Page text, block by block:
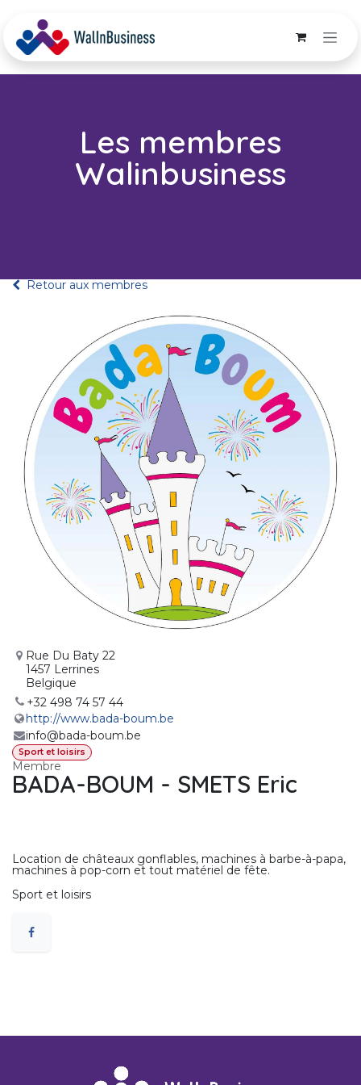
Les membres
Walinbusiness
Retour aux membres
Rue Du Baty 22
1457 Lerrines
Belgique
+32 498 74 57 44
http://www.bada-boum.be
info@bada-boum.be
Sport et loisirs
Membre
BADA-BOUM - SMETS Eric
Location de châteaux gonflables, machines à barbe-à-papa,
machines à pop-corn et tout matériel de fête.
Sport et loisirs